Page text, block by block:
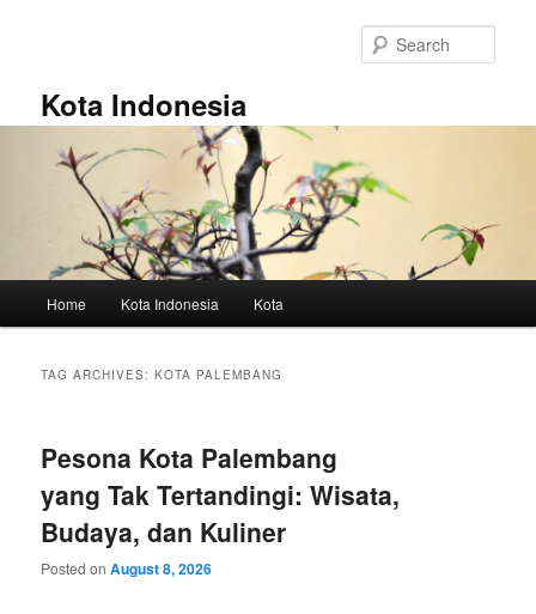
Kota Indonesia
Home Kota Indonesia Kota
TAG ARCHIVES:KOTA PALEMBANG
Pesona Kota Palembang
yang Tak Tertandingi: Wisata,
Budaya, dan Kuliner
Posted onAugust 8, 2026